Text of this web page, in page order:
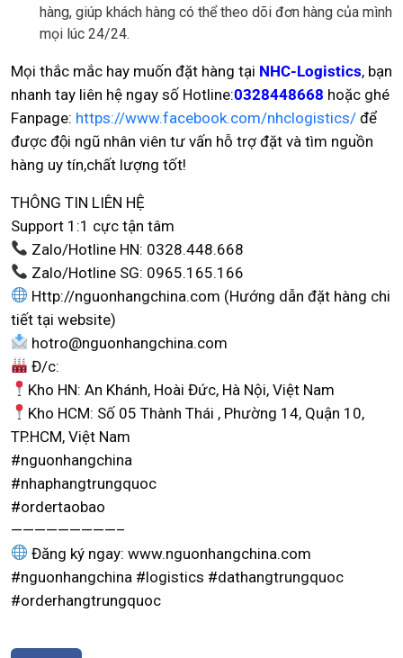
hàng, giúp khách hàng có thể theo dõi đơn hàng của mình
mọi lúc 24/24.
Mọi thắc mắc hay muốn đặt hàng tại NHC-Logistics, bạn
nhanh tay liên hệ ngay số Hotline:0328448668 hoặc ghé
Fanpage: https://www.facebook.com/nhclogistics/ để
được đội ngũ nhân viên tư vấn hỗ trợ đặt và tìm nguồn
hàng uy tín,chất lượng tốt!
THÔNG TIN LIÊN HỆ
Support 1:1 cực tận tâm
Zalo/Hotline HN: 0328.448.668
Zalo/Hotline SG: 0965.165.166
Http://nguonhangchina.com (Hướng dẫn đặt hàng chi
tiết tại website)
hotro@nguonhangchina.com
Đ/c:
Kho HN: An Khánh, Hoài Đức, Hà Nội, Việt Nam
Kho HCM: Số 05 Thành Thái , Phường 14, Quận 10,
TP.HCM, Việt Nam
#nguonhangchina
#nhaphangtrungquoc
#ordertaobao
—————————–
Đăng ký ngay: www.nguonhangchina.com
#nguonhangchina #logistics #dathangtrungquoc
#orderhangtrungquoc